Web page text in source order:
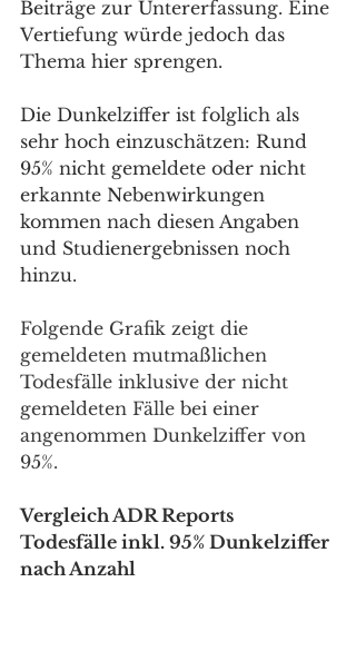
Beiträge zur Untererfassung. Eine
Vertiefung würde jedoch das
Thema hier sprengen.
Die Dunkelziffer ist folglich als
sehr hoch einzuschätzen: Rund
95% nicht gemeldete oder nicht
erkannte Nebenwirkungen
kommen nach diesen Angaben
und Studienergebnissen noch
hinzu.
Folgende Grafik zeigt die
gemeldeten mutmaßlichen
Todesfälle inklusive der nicht
gemeldeten Fälle bei einer
angenommen Dunkelziffer von
95%.
Vergleich ADR Reports
Todesfälle inkl. 95% Dunkelziffer
nach Anzahl